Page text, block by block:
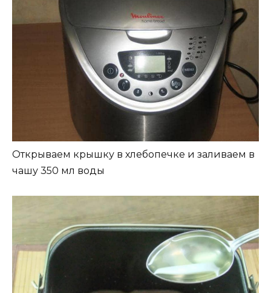
Открываем крышку в хлебопечке и заливаем в
чашу 350 мл воды